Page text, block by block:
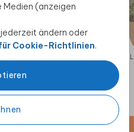
Medien (anzeigen
ändern oder
Cookie-Richtlinien.